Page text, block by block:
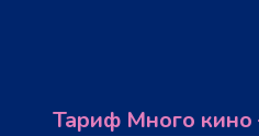
Тариф Много